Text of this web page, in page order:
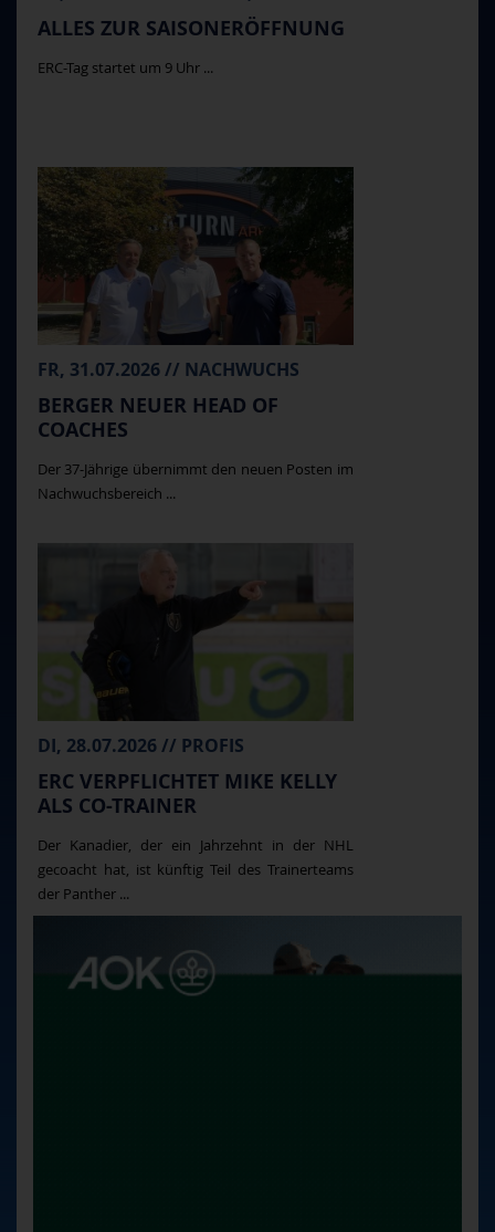
ALLES ZUR SAISONERÖFFNUNG
ERC-Tag startet um 9 Uhr ...
FR, 31.07.2026 // NACHWUCHS
BERGER NEUER HEAD OF
COACHES
Der 37-Jährige übernimmt den neuen Posten im
Nachwuchsbereich ...
DI, 28.07.2026 // PROFIS
ERC VERPFLICHTET MIKE KELLY
ALS CO-TRAINER
Der Kanadier, der ein Jahrzehnt in der NHL
gecoacht hat, ist künftig Teil des Trainerteams
der Panther ...